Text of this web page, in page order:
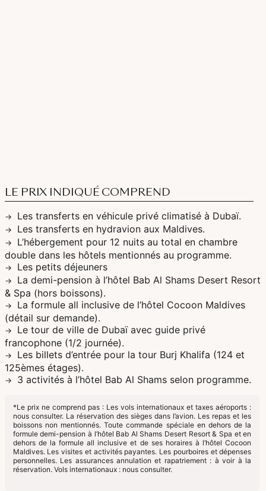
LE PRIX INDIQUÉ COMPREND
Les transferts en véhicule privé climatisé à Dubaï.
Les transferts en hydravion aux Maldives.
L’hébergement pour 12 nuits au total en chambre
double dans les hôtels mentionnés au programme.
Les petits déjeuners
La demi-pension à l’hôtel Bab Al Shams Desert Resort
& Spa (hors boissons).
La formule all inclusive de l’hôtel Cocoon Maldives
(détail sur demande).
Le tour de ville de Dubaï avec guide privé
francophone (1/2 journée).
Les billets d’entrée pour la tour Burj Khalifa (124 et
125èmes étages).
3 activités à l’hôtel Bab Al Shams selon programme.
*Le prix ne comprend pas : Les vols internationaux et taxes aéroports :
nous consulter. La réservation des sièges dans l’avion. Les repas et les
boissons non mentionnés. Toute commande spéciale en dehors de la
formule demi-pension à l’hôtel Bab Al Shams Desert Resort & Spa et en
dehors de la formule all inclusive et de ses horaires à l’hôtel Cocoon
Maldives. Les visites et activités payantes. Les pourboires et dépenses
personnelles. Les assurances annulation et rapatriement : à voir à la
réservation. Vols internationaux : nous consulter.